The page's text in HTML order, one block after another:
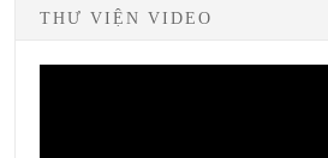
THƯ VIỆN VIDEO